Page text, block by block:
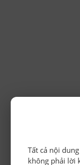
Tất cả nội
không phải lời